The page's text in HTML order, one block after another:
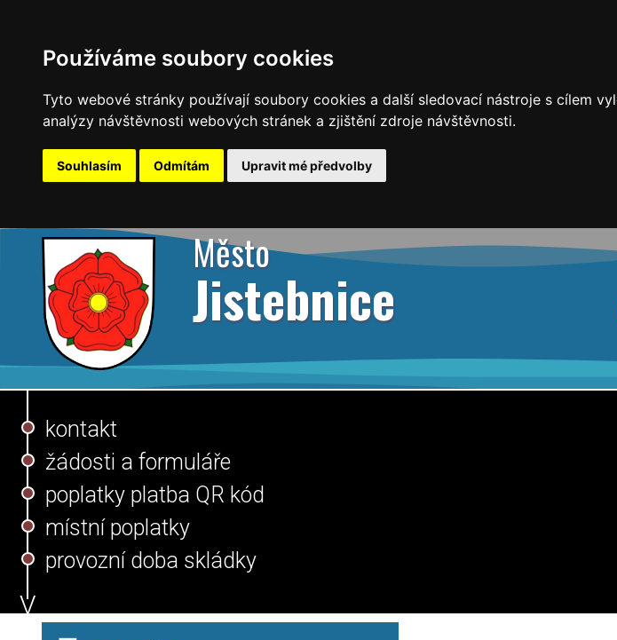
Používáme soubory cookies
Tyto webové stránky používají soubory cookies a další sledovací nástroje s cílem
analýzy návštěvnosti webových stránek a zjištění zdroje návštěvnosti.
Souhlasím Odmítám Upravit mé předvolby
Město
Jistebnice
kontakt
žádosti a formuláře
poplatky platba QR kód
místní poplatky
provozní doba skládky